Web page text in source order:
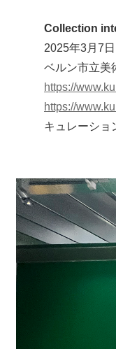
Collection
2025年3月7
ベルン市立美
https://
https://
キュレーショ